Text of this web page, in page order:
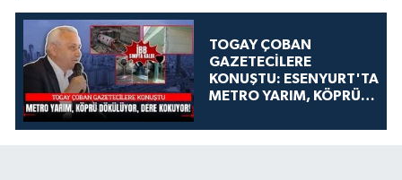
TOGAY ÇOBAN
GAZETECİLERE
KONUŞTU: ESENYURT'TA
METRO YARIM, KÖPRÜ
KOKUYOR!